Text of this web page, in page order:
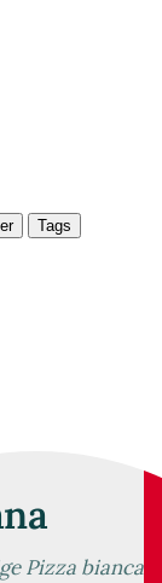
Tags
Pizza bianca